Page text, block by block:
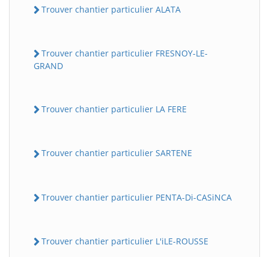
Trouver chantier particulier ALATA
Trouver chantier particulier FRESNOY-LE-
GRAND
Trouver chantier particulier LA FERE
Trouver chantier particulier SARTENE
Trouver chantier particulier PENTA-Di-CASiNCA
Trouver chantier particulier L'iLE-ROUSSE